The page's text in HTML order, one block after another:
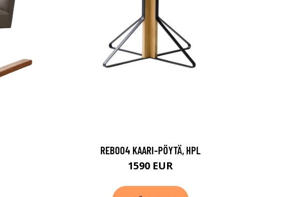
REB004 KAARI-PÖYTÄ, HPL
1590 EUR